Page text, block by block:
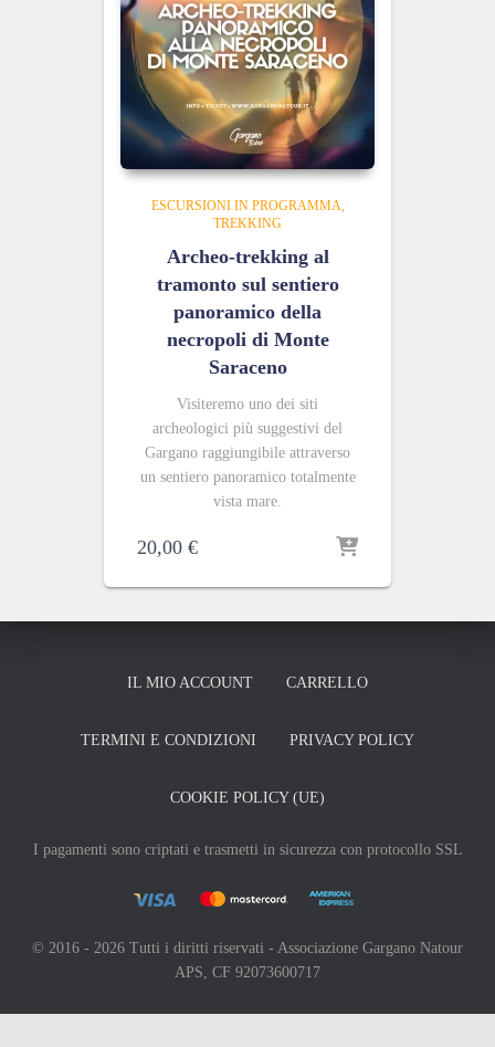
ESCURSIONI IN PROGRAMMA
TREKKING
Archeo-trekking al
tramonto sul sentiero
panoramico della
necropoli di Monte
Saraceno
Visiteremo uno dei siti
archeologici più suggestivi del
Gargano raggiungibile attraverso
un sentiero panoramico totalmente
vista mare.
20,00 €
IL MIO ACCOUNT CARRELLO
TERMINI E CONDIZIONI PRIVACY POLICY
COOKIE POLICY (UE)
I pagamenti sono criptati e trasmetti in sicurezza con protocollo SSL
© 2016 - 2026 Tutti i diritti riservati - Associazione Gargano Natour
APS, CF 92073600717